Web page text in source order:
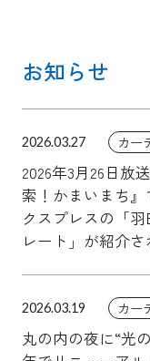
お知らせ
2026.03.27 カー
2026年3月26日放
索！かまいまち
クスプレスの「
レート」が紹介さ
2026.03.19 カー
丸の内の夜に“光